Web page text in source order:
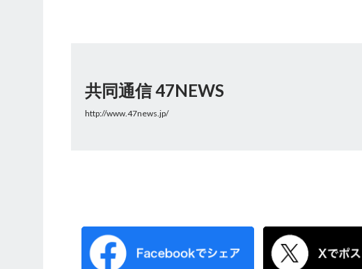
共同通信 47NEWS
http://www.47news.jp/